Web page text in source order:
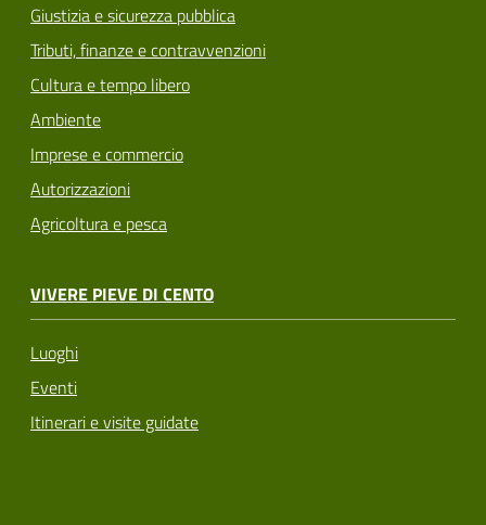
Giustizia e sicurezza pubblica
Tributi, finanze e contravvenzioni
Cultura e tempo libero
Ambiente
Imprese e commercio
Autorizzazioni
Agricoltura e pesca
VIVERE PIEVE DI CENTO
Luoghi
Eventi
Itinerari e visite guidate